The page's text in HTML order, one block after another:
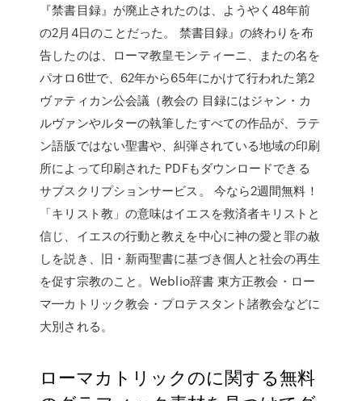
『禁書目録』が廃止されたのは、ようやく48年前
の2月4日のことだった。 禁書目録』の終わりを布
告したのは、ローマ教皇モンティーニ、またの名を
パオロ6世で、62年から65年にかけて行われた第2
ヴァティカン公会議（教会の 目録にはジャン・カ
ルヴァンやルターの執筆したすべての作品が、ラテ
ン語版ではない聖書や、糾弾されている地域の印刷
所によって印刷された PDFもダウンロードできる
サブスクリプションサービス。 今なら2週間無料！
「キリスト教」の意味はイエスを救済者キリストと
信じ、イエスの行動と教えを中心に神の愛と罪の赦
しを説き、旧・新両聖書に基づき個人と社会の再生
を促す宗教のこと。Weblio辞書 東方正教会・ロー
マ━カトリック教会・プロテスタント諸教会などに
大別される。
ローマカトリックのに関する無料